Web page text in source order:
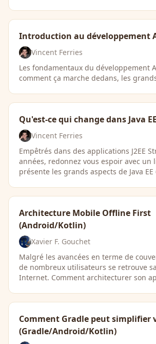
Introduction au développement
Vincent Ferries
Les fondamentaux du développement
comment ça marche dedans, les
Qu'est-ce qui change dans Java
Vincent Ferries
Empêtrés dans des applications J2EE
années, redonnez vous espoir avec un
présente les grands aspects de Java
Architecture Mobile Offline First
(Android/Kotlin)
Xavier F. Gouchet
Malgré les avancées en terme de
de nombreux utilisateurs se retrouve
Internet. Comment architecturer son
Comment Gradle peut simplifier
(Gradle/Android/Kotlin)